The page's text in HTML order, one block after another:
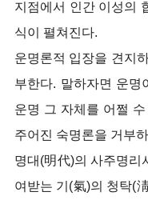
지점에서 인간 이성의
식이 펼쳐진다.
운명론적 입장을 견지
부한다. 말하자면 운명
운명 그 자체를 어쩔
주어진 숙명론을 거부
명대(明代)의 사주명리
여받는 기(氣)의 청탁(